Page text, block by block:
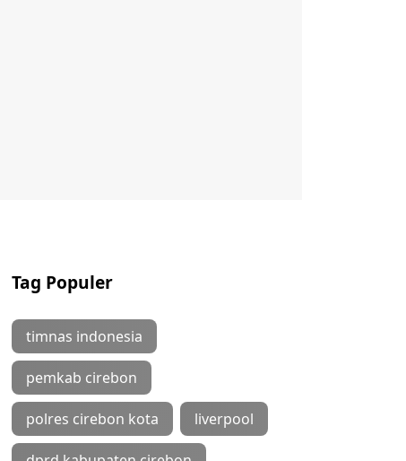
Tag Populer
timnas indonesia
pemkab cirebon
polres cirebon kota liverpool